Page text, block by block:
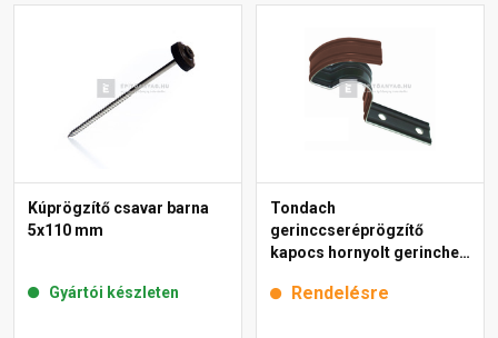
Kúprögzítő csavar barna
5x110 mm
Gyártói készleten
Tondach
gerinccseréprögzítő
kapocs hornyolt gerinchez
Rendelésre